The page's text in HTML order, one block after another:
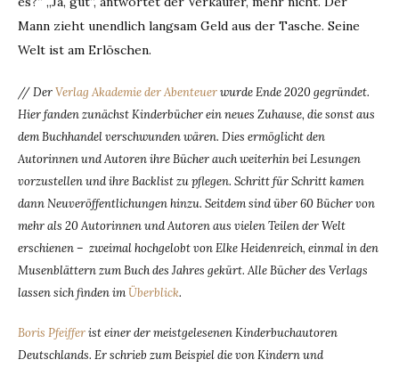
Mann zieht unendlich langsam Geld aus der Tasche. Seine
Welt ist am Erlöschen.
// DerVerlag Akademie der Abenteuerwurde Ende 2020 gegründet.
Hier fanden zunächst Kinderbücher ein neues Zuhause, die sonst aus
dem Buchhandel verschwunden wären. Dies ermöglicht den
Autorinnen und Autoren ihre Bücher auch weiterhin bei Lesungen
vorzustellen und ihre Backlist zu pflegen. Schritt für Schritt kamen
dann Neuveröffentlichungen hinzu. Seitdem sind über 60 Bücher von
mehr als 20 Autorinnen und Autoren aus vielen Teilen der Welt
erschienen – zweimal hochgelobt von Elke Heidenreich, einmal in den
Musenblättern zum Buch des Jahres gekürt. Alle Bücher des Verlags
lassen sich finden imÜberblick.
Boris Pfeifferist einer der meistgelesenen Kinderbuchautoren
Deutschlands. Er schrieb zum Beispiel die von Kindern und